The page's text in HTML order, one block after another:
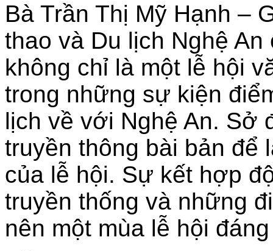
Bà Trần Thị Mỹ Hạnh –
thao và Du lịch Nghệ An
không chỉ là một lễ hội
trong những sự kiện
lịch về với Nghệ An. Sở
truyền thông bài bản để
của lễ hội. Sự kết hợp
truyền thống và những
nên một mùa lễ hội